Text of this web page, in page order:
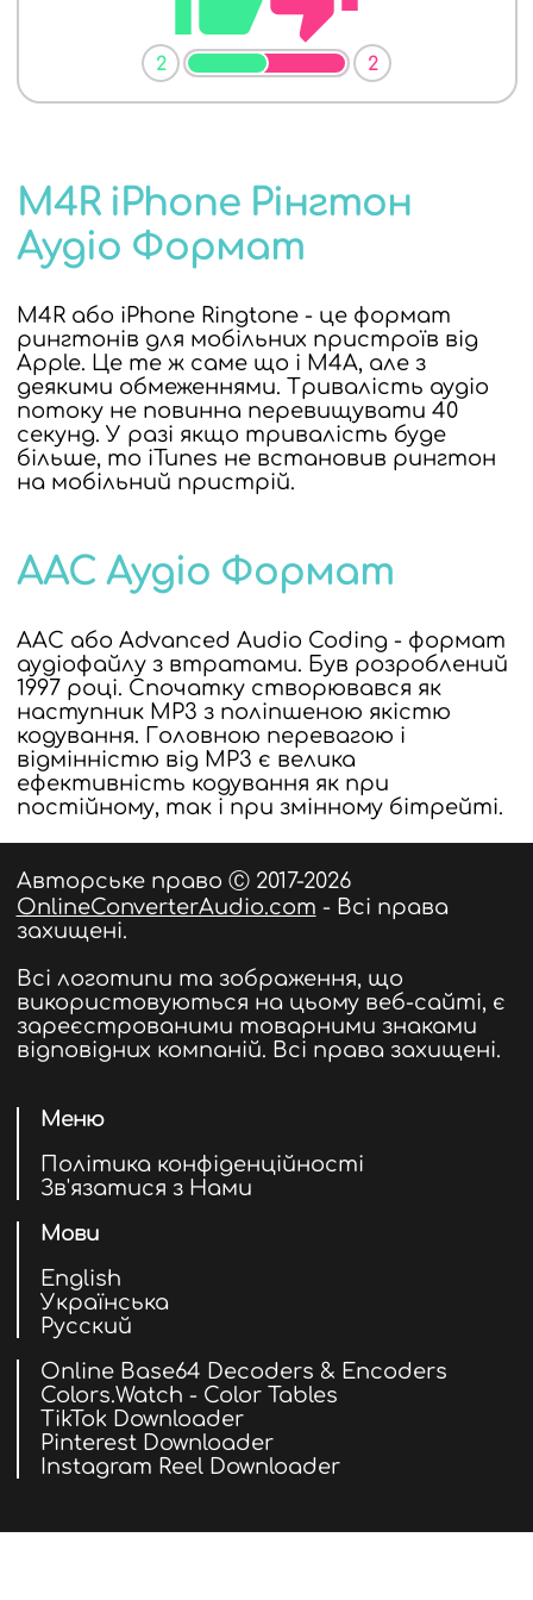
2 2
M4R iPhone Рінгтон
Аудіо Формат
M4R або iPhone Ringtone - це формат
рингтонів для мобільних пристроїв від
Apple. Це те ж саме що і M4A, але з
деякими обмеженнями. Тривалість аудіо
потоку не повинна перевищувати 40
секунд. У разі якщо тривалість буде
більше, то iTunes не встановив рингтон
на мобільний пристрій.
AAC Аудіо Формат
AAC або Advanced Audio Coding - формат
аудіофайлу з втратами. Був розроблений
1997 році. Спочатку створювався як
наступник MP3 з поліпшеною якістю
кодування. Головною перевагою і
відмінністю від MP3 є велика
ефективність кодування як при
постійному, так і при змінному бітрейті.
Авторське право Ⓒ 2017-2026
OnlineConverterAudio.com - Всі права
захищені.
Всі логотипи та зображення, що
використовуються на цьому веб-сайті, є
зареєстрованими товарними знаками
відповідних компаній. Всі права захищені.
Меню
Політика конфіденційності
Зв'язатися з Нами
Мови
English
Українська
Русский
Online Base64 Decoders & Encoders
Colors.Watch - Color Tables
TikTok Downloader
Pinterest Downloader
Instagram Reel Downloader